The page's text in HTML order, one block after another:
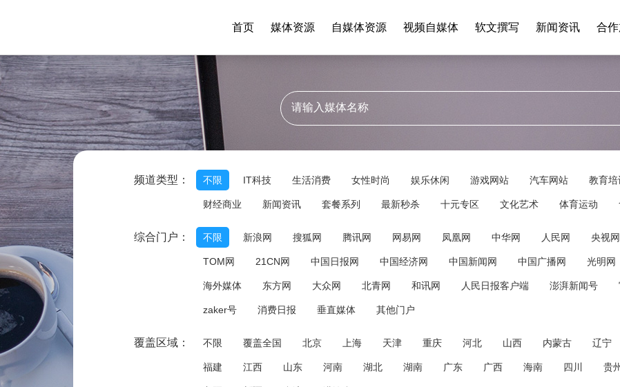
首页 媒体资源 自媒体资源 视频自媒体 软文撰写 新闻资讯 合
频道类型： 不限 IT科技 生活消费 女性时尚 娱乐休闲 游戏网站 汽车网站 教育培
财经商业 新闻资讯 套餐系列 最新秒杀 十元专区 文化艺术 体育运动
综合门户： 不限 新浪网 搜狐网 腾讯网 网易网 凤凰网 中华网 人民网 央视网
TOM网 21CN网 中国日报网 中国经济网 中国新闻网 中国广播网 光明网
海外媒体 东方网 大众网 北青网 和讯网 人民日报客户端 澎湃新闻号
zaker号 消费日报 垂直媒体 其他门户
覆盖区域： 不限 覆盖全国 北京 上海 天津 重庆 河北 山西 内蒙古 辽宁
福建 江西 山东 河南 湖北 湖南 广东 广西 海南 四川 贵州